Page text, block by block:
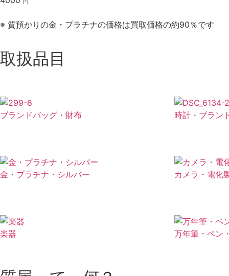
※ 質預かりの金・プラチナの価格は買取価格の約90％です
取扱品目
ブランドバッグ・財布 時計・ブラン
金・プラチナ・シルバー カメラ・電化
楽器 万年筆・ペン